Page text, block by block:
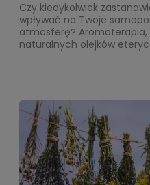
Czy kiedykolwiek
wpływać na Twoje
atmosferę?
naturalnych olejków